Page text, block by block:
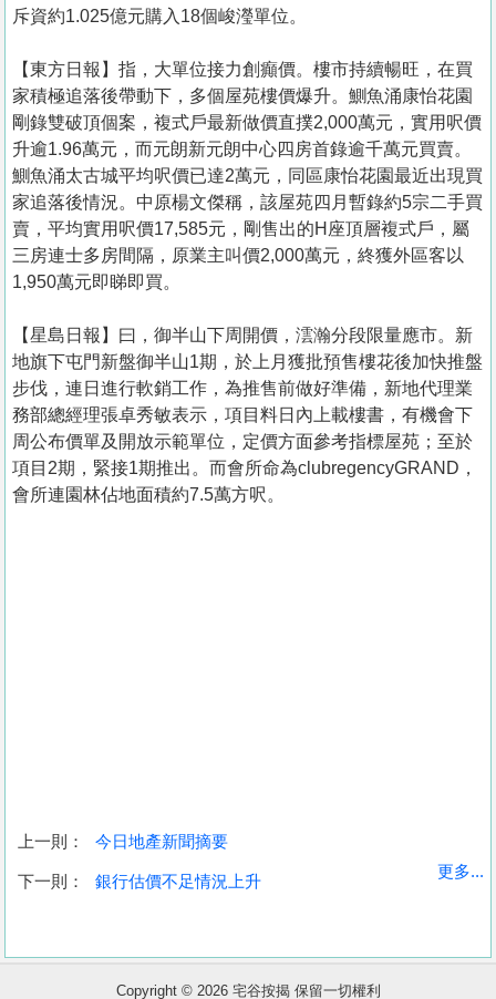
收
盤
斥資約1.025億元購入18個峻瀅單位。
【東方日報】指，大單位接力創癲價。樓市持續暢旺，在買
家積極追落後帶動下，多個屋苑樓價爆升。鰂魚涌康怡花園
剛錄雙破頂個案，複式戶最新做價直撲2,000萬元，實用呎價
升逾1.96萬元，而元朗新元朗中心四房首錄逾千萬元買賣。
鰂魚涌太古城平均呎價已達2萬元，同區康怡花園最近出現買
家追落後情況。中原楊文傑稱，該屋苑四月暫錄約5宗二手買
賣，平均實用呎價17,585元，剛售出的H座頂層複式戶，屬
三房連士多房間隔，原業主叫價2,000萬元，終獲外區客以
1,950萬元即睇即買。
【星島日報】曰，御半山下周開價，澐瀚分段限量應市。新
地旗下屯門新盤御半山1期，於上月獲批預售樓花後加快推盤
步伐，連日進行軟銷工作，為推售前做好準備，新地代理業
務部總經理張卓秀敏表示，項目料日內上載樓書，有機會下
周公布價單及開放示範單位，定價方面參考指標屋苑；至於
項目2期，緊接1期推出。而會所命為clubregencyGRAND，
會所連園林佔地面積約7.5萬方呎。
上一則： 今日地產新聞摘要
下一則： 銀行估價不足情況上升
更多...
Copyright © 2026 宅谷按揭 保留一切權利